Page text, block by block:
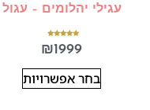
עגילי יהלומים – עגול
5.00
מתוך 5 ₪1999
בחר אפשרויות